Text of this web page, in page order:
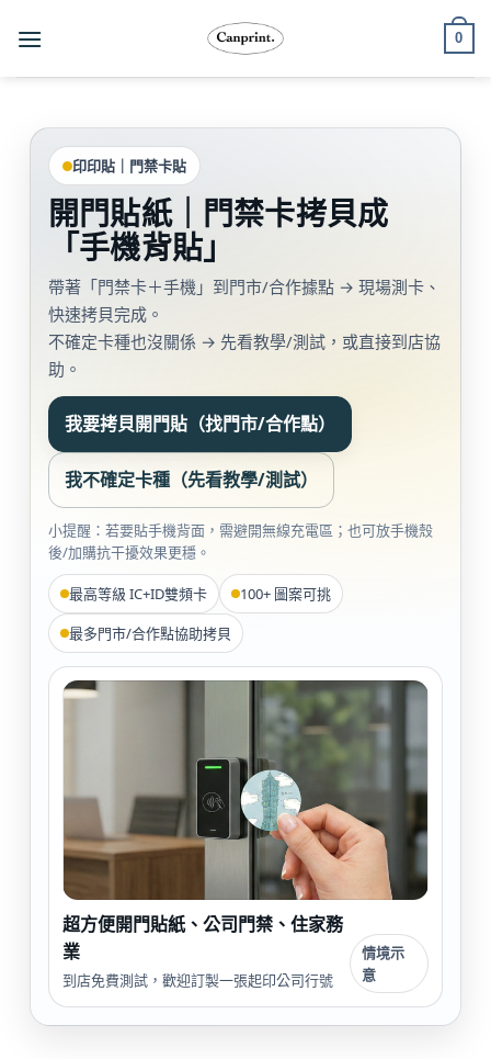
0
印印貼｜門禁卡貼
開門貼紙｜門禁卡拷貝成
「手機背貼」
帶著「門禁卡＋手機」到門市/合作據點 → 現場測卡、
快速拷貝完成。
不確定卡種也沒關係 → 先看教學/測試，或直接到店協
助。
我要拷貝開門貼（找門市/合作點）
我不確定卡種（先看教學/測試）
小提醒：若要貼手機背面，需避開無線充電區；也可放手機殼
後/加購抗干擾效果更穩。
最高等級 IC+ID雙頻卡
100+ 圖案可挑
最多門市/合作點協助拷貝
超方便開門貼紙、公司門禁、住家務
業
到店免費測試，歡迎訂製一張起印公司行號
情境示
意